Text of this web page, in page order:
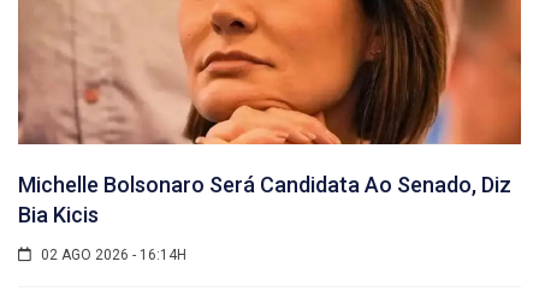
Michelle Bolsonaro Será Candidata Ao Senado, Diz
Bia Kicis
02 AGO 2026 - 16:14H